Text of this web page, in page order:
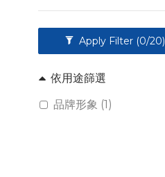
Apply Filter (0/20)
依用途篩選
品牌形象 (1)